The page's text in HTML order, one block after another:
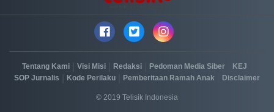
Tentang Kami Visi Misi Redaksi Pedoman Media Siber KEJ
SOP Jurnalis Kode Perilaku Pemberitaan Ramah Anak Disclaimer
© 2019 Telisik Indonesia